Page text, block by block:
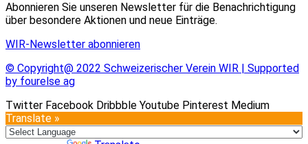
Abonnieren Sie unseren Newsletter für die Benachrichtigung
über besondere Aktionen und neue Einträge.
WIR-Newsletter abonnieren
© Copyright@ 2022 Schweizerischer Verein WIR | Supported
by fourelse ag
Twitter Facebook Dribbble Youtube Pinterest Medium
Translate »